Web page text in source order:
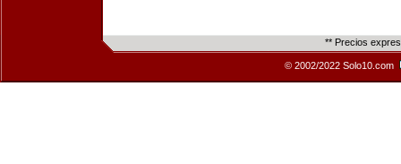
** Precios
© 2002/2022 Solo10.com